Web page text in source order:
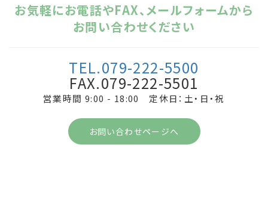
お気軽にお電話やFAX、メールフォームから
お問い合わせください
TEL.079-222-5500
FAX.079-222-5501
営業時間 9:00 - 18:00 定休日：土・日・祝
お問い合わせページへ